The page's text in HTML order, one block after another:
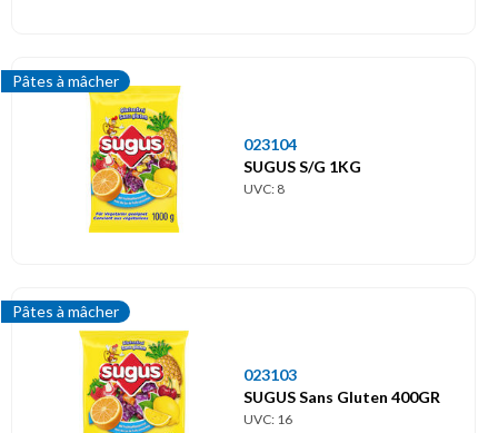
Pâtes à mâcher
023104
SUGUS S/G 1KG
UVC: 8
Pâtes à mâcher
023103
SUGUS Sans Gluten 400GR
UVC: 16